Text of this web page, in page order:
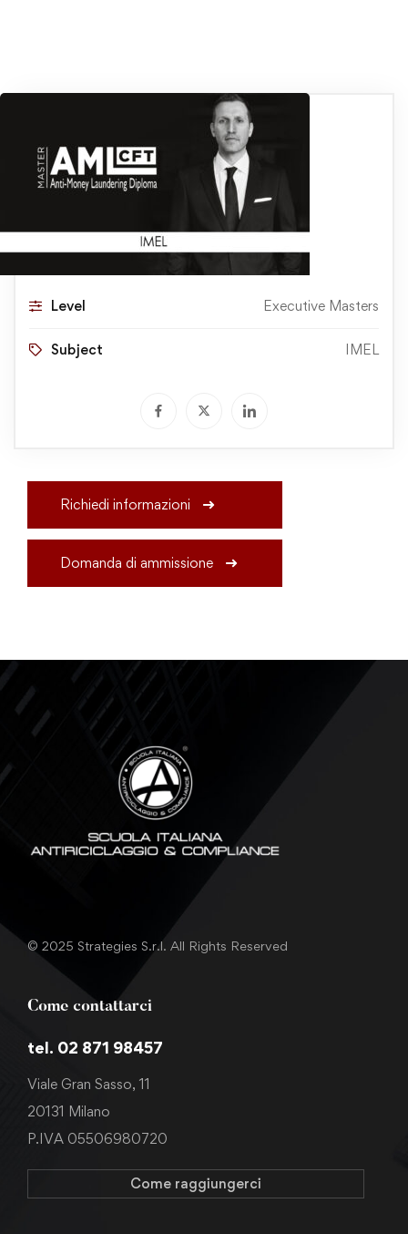
Level Executive Masters
Subject IMEL
Richiedi informazioni
Domanda di ammissione
© 2025 Strategies S.r.l. All Rights Reserved
Come contattarci
tel. 02 871 98457
Viale Gran Sasso, 11
20131 Milano
P.IVA 05506980720
Come raggiungerci